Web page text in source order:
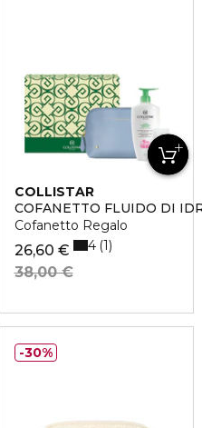
COLLISTAR
COFANETTO FLUIDO DI
Cofanetto Regalo
26,60 €
38,00 €
4 1
30%